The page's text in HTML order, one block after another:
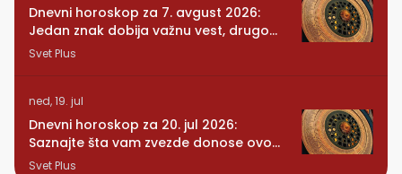
Dnevni horoskop za 7. avgust 2026:
Jedan znak dobija važnu vest, drugom
se vraća osoba iz prošlosti
Svet Plus
ned, 19. jul
Dnevni horoskop za 20. jul 2026:
Saznajte šta vam zvezde donose ovog
ponedeljka
Svet Plus